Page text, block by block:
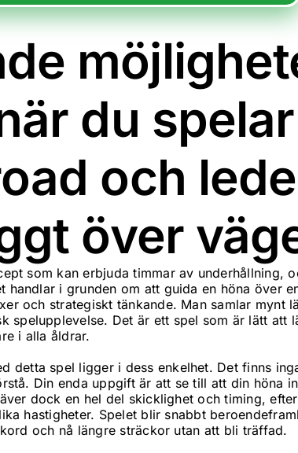
du spelar
och
över
som kan erbjuda timmar av underhållning,
handlar i grunden om att guida en höna över
och strategiskt tänkande. Man samlar mynt
spelupplevelse. Det är ett spel som är lätt att
i alla åldrar.
detta spel ligger i dess enkelhet. Det finns
Din enda uppgift är att se till att din höna
dock en hel del skicklighet och timing,
hastigheter. Spelet blir snabbt
och nå längre sträckor utan att bli träffad.